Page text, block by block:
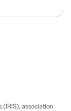
(IRIS), association